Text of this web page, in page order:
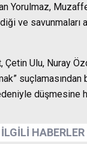
Yorulmaz,
ve savunmaları
Ulu, Nuray
düşmesine
İLGİLİ HABERLER